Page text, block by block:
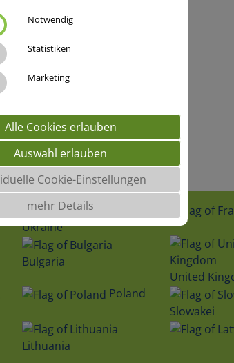
Vergleichen
Notwendig
Statistiken
Marketing
Alle Cookies erlauben
Auswahl erlauben
Cookie-Einstellungen
mehr Details
Ukraine
Bulgaria
United
Poland
Slowakei
Lithuania